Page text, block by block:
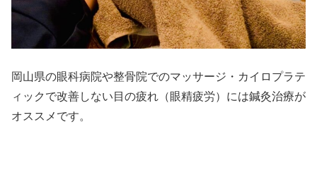
岡山県の眼科病院や整骨院でのマッサージ・カイロプラテ
ィックで改善しない目の疲れ（眼精疲労）には鍼灸治療が
オススメです。